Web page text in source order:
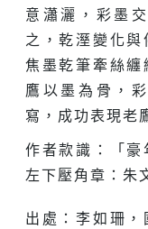
意瀟灑，彩墨
之，乾溼變化
焦墨乾筆牽絲
鷹以墨為骨，
寫，成功表現老
作者款識：「豪
左下壓角章：朱
出處：李如珊，